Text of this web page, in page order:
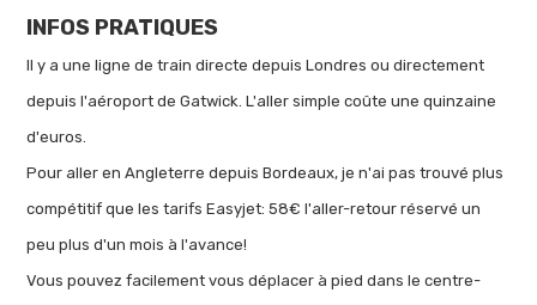
INFOS PRATIQUES
Il y a une ligne de train directe depuis Londres ou directement
depuis l'aéroport de Gatwick. L'aller simple coûte une quinzaine
d'euros.
Pour aller en Angleterre depuis Bordeaux, je n'ai pas trouvé plus
compétitif que les tarifs Easyjet: 58€ l'aller-retour réservé un
peu plus d'un mois à l'avance!
Vous pouvez facilement vous déplacer à pied dans le centre-